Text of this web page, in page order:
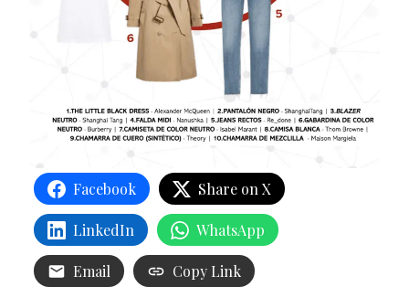
Facebook Share on X
LinkedIn WhatsApp
Email Copy Link